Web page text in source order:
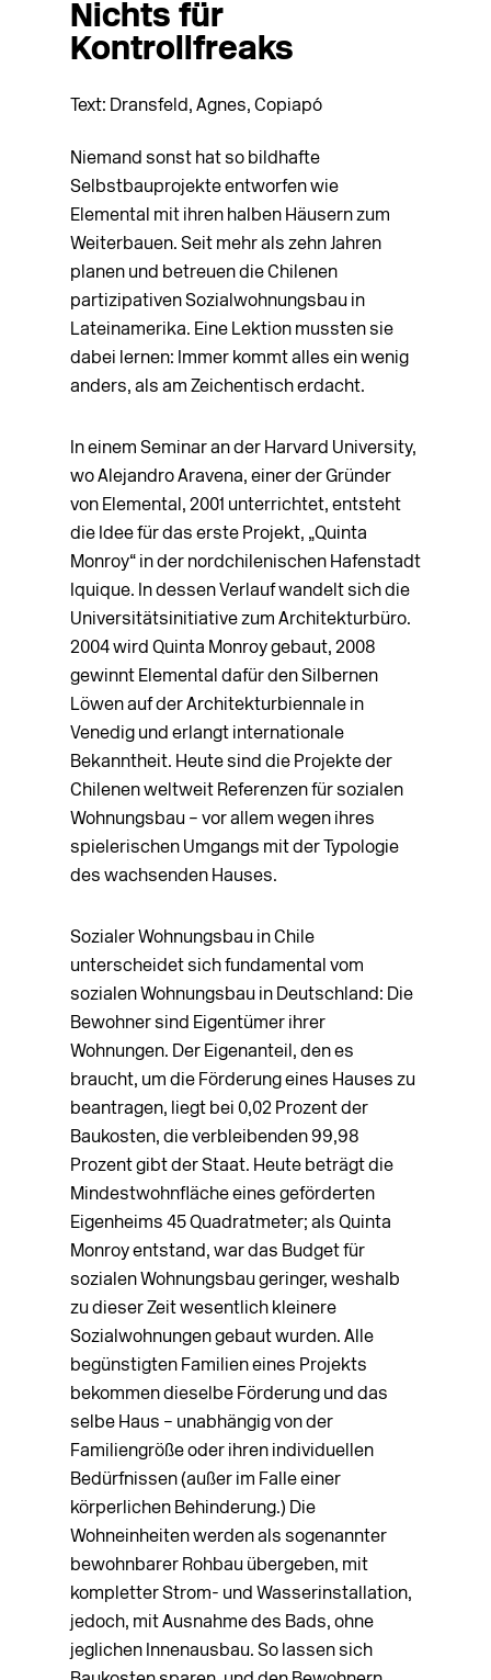
Nichts für
Kontrollfreaks
Text: Dransfeld, Agnes, Copiapó
Niemand sonst hat so bildhafte
Selbstbauprojekte entworfen wie
Elemental mit ihren halben Häusern zum
Weiterbauen. Seit mehr als zehn Jahren
planen und betreuen die Chilenen
partizipativen Sozialwohnungsbau in
Lateinamerika. Eine Lektion mussten sie
dabei lernen: Immer kommt alles ein wenig
anders, als am Zeichentisch erdacht.
In einem Seminar an der Harvard University,
wo Alejandro Aravena, einer der Gründer
von Elemental, 2001 unterrichtet, entsteht
die Idee für das erste Projekt, „Quinta
Monroy“ in der nordchilenischen Hafenstadt
Iquique. In dessen Verlauf wandelt sich die
Universitätsinitiative zum Architekturbüro.
2004 wird Quinta Monroy gebaut, 2008
gewinnt Elemental dafür den Silbernen
Löwen auf der Architekturbiennale in
Venedig und erlangt internationale
Bekanntheit. Heute sind die Projekte der
Chilenen weltweit Referenzen für sozialen
Wohnungsbau – vor allem wegen ihres
spielerischen Umgangs mit der Typologie
des wachsenden Hauses.
Sozialer Wohnungsbau in Chile
unterscheidet sich fundamental vom
sozialen Wohnungsbau in Deutschland: Die
Bewohner sind Eigentümer ihrer
Wohnungen. Der Eigenanteil, den es
braucht, um die Förderung eines Hauses zu
beantragen, liegt bei 0,02 Prozent der
Baukosten, die verbleibenden 99,98
Prozent gibt der Staat. Heute beträgt die
Mindestwohnfläche eines geförderten
Eigenheims 45 Quadratmeter; als Quinta
Monroy entstand, war das Budget für
sozialen Wohnungsbau geringer, weshalb
zu dieser Zeit wesentlich kleinere
Sozialwohnungen gebaut wurden. Alle
begünstigten Familien eines Projekts
bekommen dieselbe Förderung und das
selbe Haus – unabhängig von der
Familiengröße oder ihren individuellen
Bedürfnissen (außer im Falle einer
körperlichen Behinderung.) Die
Wohneinheiten werden als sogenannter
bewohnbarer Rohbau übergeben, mit
kompletter Strom- und Wasserinstallation,
jedoch, mit Ausnahme des Bads, ohne
jeglichen Innenausbau. So lassen sich